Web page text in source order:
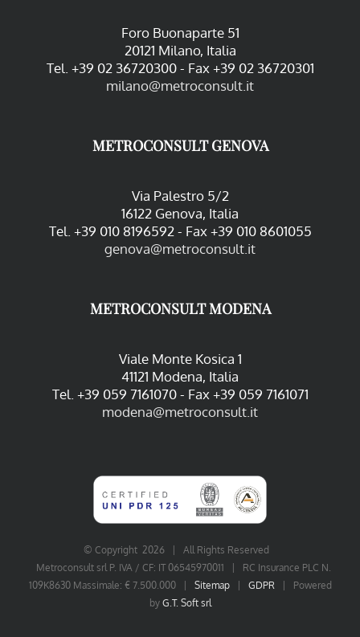
Foro Buonaparte 51
20121 Milano, Italia
Tel. +39 02 36720300 - Fax +39 02 36720301
milano@metroconsult.it
METROCONSULT GENOVA
Via Palestro 5/2
16122 Genova, Italia
Tel. +39 010 8196592 - Fax +39 010 8601055
genova@metroconsult.it
METROCONSULT MODENA
Viale Monte Kosica 1
41121 Modena, Italia
Tel. +39 059 7161070 - Fax +39 059 7161071
modena@metroconsult.it
© Copyright 2026 | All Rights Reserved
Metroconsult srl P. IVA / CF: IT 06545970011 | RC Insurance PLC N.
109K8630 Massimale: € 7.500.000 | Sitemap| GDPR | Powered
by G.T. Soft srl